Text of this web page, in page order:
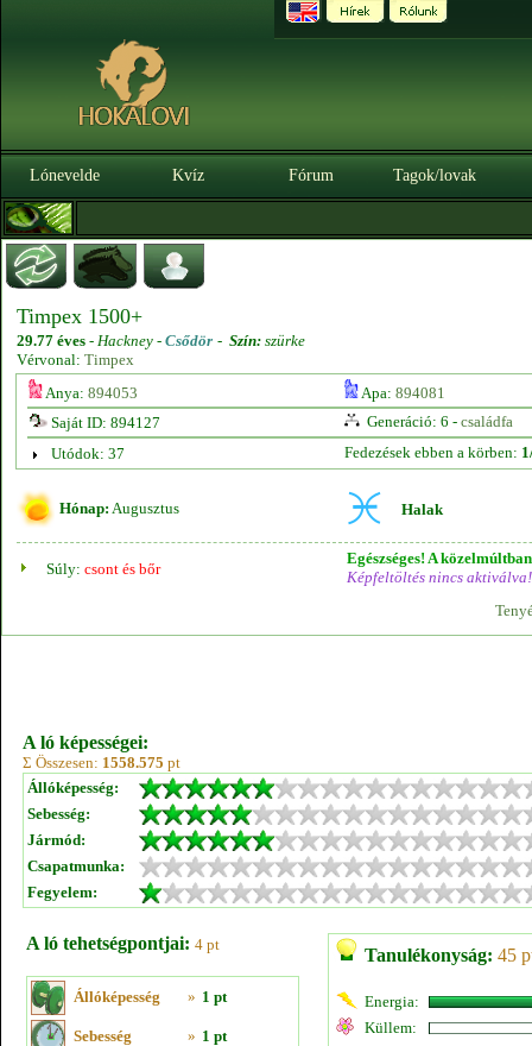
Lónevelde Kvíz Fórum Tagok/lovak
Timpex 1500+
29.77 éves - Hackney - Csődör - Szín: szürke
Vérvonal: Timpex
Anya: 894053 Apa: 894081
Saját ID: 894127
Generáció: 6 - családfa
Utódok: 37
Fedezések ebben a körben:
Hónap: Augusztus Halak
Súly: csont és bőr
Egészséges! A
Képfeltöltés nincs aktiválva!
A ló képességei:
Σ Összesen: 1558.575 pt
Állóképesség:
Sebesség:
Jármód:
Csapatmunka:
Fegyelem:
A ló tehetségpontjai: 4 pt
Állóképesség » 1 pt
Sebesség » 1 pt
Tanulékonyság: 45
Energia:
Küllem: